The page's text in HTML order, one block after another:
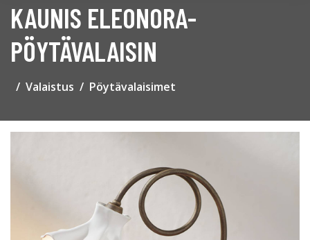
KAUNIS ELEONORA-
PÖYTÄVALAISIN
Valaistus Pöytävalaisimet